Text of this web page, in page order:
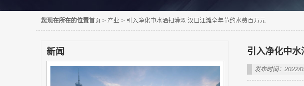
您现在所在的位置首页 > 产业 > 引入净化中水洒扫灌溉 汉口江滩全年节约水费百万元
新闻 引入净化中
发布时间：2022/